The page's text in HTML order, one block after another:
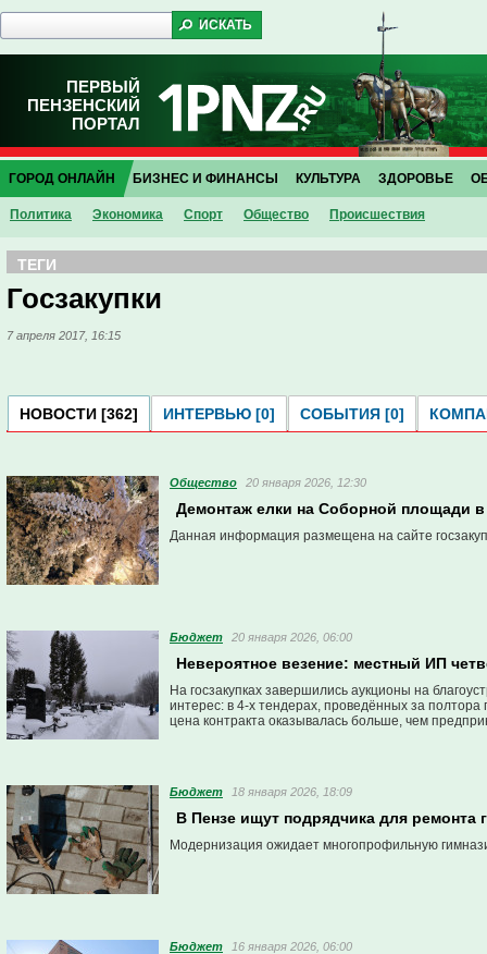
ПЕРВЫЙ
ПЕНЗЕНСКИЙ
ПОРТАЛ
ГОРОД ОНЛАЙН
Политика Экономика Спорт Общество Проиcшествия
БИЗНЕС И ФИНАНСЫ КУЛЬТУРА ЗДОРОВЬЕ
ТЕГИ
Госзакупки
7 апреля 2017, 16:15
НОВОСТИ [362] ИНТЕРВЬЮ [0] СОБЫТИЯ [0]
Общество 20 января 2026, 12:30
Демонтаж елки на Соборной площади
Данная информация размещена на сайте
Бюджет 20 января 2026, 06:00
Невероятное везение: местный ИП
На госзакупках завершились аукционы на
интерес: в 4-х тендерах, проведённых за
цена контракта оказывалась больше, чем
Бюджет 18 января 2026, 18:09
В Пензе ищут подрядчика для ремонта
Модернизация ожидает многопрофильную
Бюджет 16 января 2026, 06:00